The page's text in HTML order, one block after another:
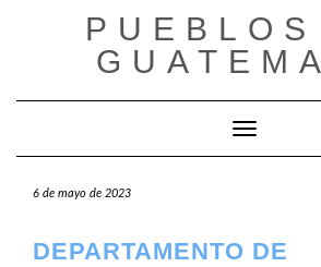
PUEBLOS
Cambiar
6 de mayo de 2023
DEPARTAMENTO DE